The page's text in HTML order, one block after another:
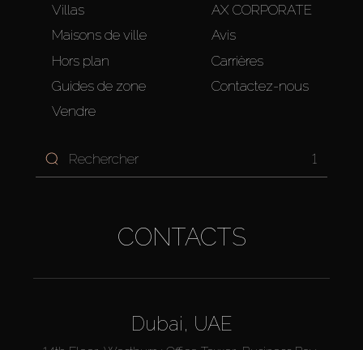
Villas
Maisons de ville
Hors plan
Guides de zone
Vendre
AX CORPORATE
Avis
Carrières
Contactez-nous
1
CONTACTS
Dubai, UAE